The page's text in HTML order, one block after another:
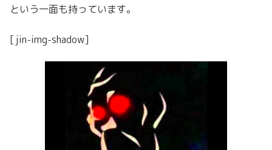
という一面も持っています。
[jin-img-shadow]